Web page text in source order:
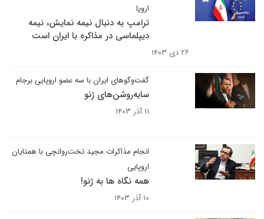
اروپا
ترامپ به دنبال نیمه نمایش، نیمه
دیپلماسی در مذاکره با ایران است
۲۶ دی ۱۴۰۳
گفت‌وگوهای ایران با سه عضو اروپایی برجام
سایه‌روشن‌های ژنو
۱۱ آذر ۱۴۰۳
انجام مذاکرات مجید تخت‌روانچی با همتایان
اروپایی
همه نگاه ها به ژنو!
۱۰ آذر ۱۴۰۳